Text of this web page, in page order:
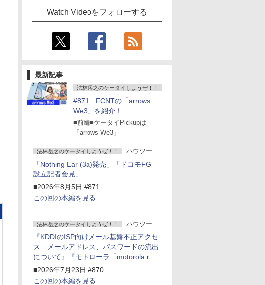
Watch Videoをフォローする
最新記事
法林岳之のケータイしようぜ！！
#871 FCNTの「arrows
We3」を紹介！
■前編■ケータイPickupは
「arrows We3」
法林岳之のケータイしようぜ！！ ハウツー
「Nothing Ear (3a)発売」「ドコモFG
設立記者会見」
■2026年8月5日 #871
この回の本編を見る
法林岳之のケータイしようぜ！！ ハウツー
『KDDIのISP向けメール基盤不正アクセ
ス メールアドレス、パスワードの流出
について』『モトローラ「motorola razr
fold」発表』『サムスン「Galaxy
Unpacked」開催』
■2026年7月23日 #870
この回の本編を見る